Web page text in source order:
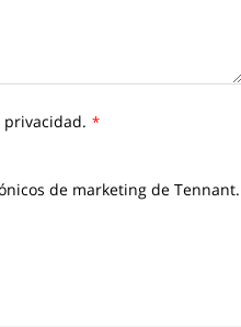
privacidad. *
de marketing de Tennant.